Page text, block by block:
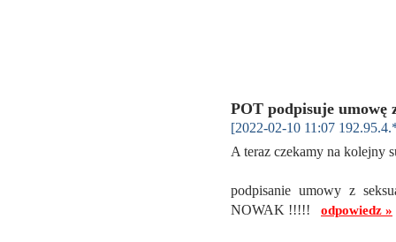
POT podpisuje umowę
[2022-02-10 11:07
A teraz czekamy na kolejny
podpisanie umowy z
NOWAK !!!!! odpowiedz »